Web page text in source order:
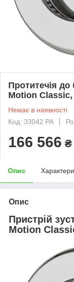
Протитечія
Motion Classiс,
Немає в наявності
Код: 33042 PA
166 566 ₴
Опис
Опис
Пристрій
Motion